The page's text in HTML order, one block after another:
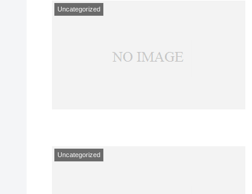
Uncategorized
Uncategorized